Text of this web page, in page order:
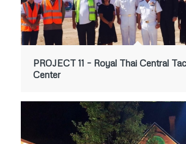
PROJECT 11 – Royal Thai Central
Center